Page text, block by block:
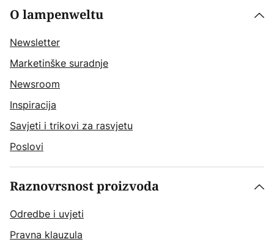
O lampenweltu
Newsletter
Marketinške suradnje
Newsroom
Inspiracija
Savjeti i trikovi za rasvjetu
Poslovi
Raznovrsnost proizvoda
Odredbe i uvjeti
Pravna klauzula